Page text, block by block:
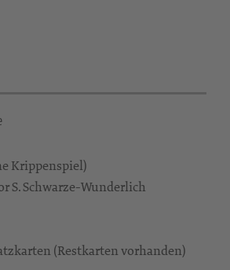
Krippenspiel)
S. Schwarze-Wunderlich
(Restkarten vorhanden)